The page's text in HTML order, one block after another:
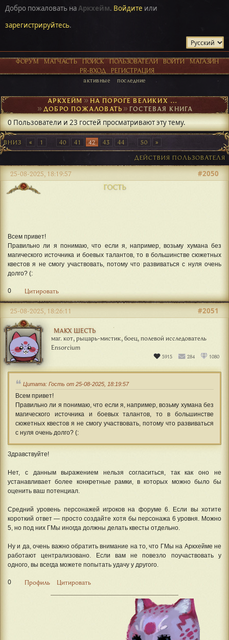
Добро пожаловать наАркхейм. Войдите или
зарегистрируйтесь.
ФОРУМ МАТЧАСТЬ ПОИСК ПОЛЬЗОВАТЕЛИ ВОЙТИ
МАГАЗИН
PR-ВХОД
РЕГИСТРАЦИЯ
активные последние
АРКХЕЙМ► НА ПОРОГЕ ВЕЛИКИХ ОТКРЫТИЙ
►ДОБРО ПОЖАЛОВАТЬ ►ГОСТЕВАЯ КНИГА
0 Пользователи и 23 гостей просматривают эту тему.
ВНИЗ 1 40 41 42 43 44
50
ДЕЙСТВИЯ ПОЛЬЗОВАТЕЛЯ
ГОСТЬ
#2050
25-08-2025, 18:19:57
Всем привет!
Правильно ли я понимаю, что если я, например, возьму хумана без
магического источника и боевых талантов, то в большинстве сюжетных
квестов я не смогу участвовать, потому что развиваться с нуля очень
долго? (:
0 Цитировать
МАКХ ШЕСТЬ
маг. кот, рыцарь-мистик, боец, полевой исследователь
Ensorcium
5915 284 1080
#2051
25-08-2025, 18:26:11
Цитата: Гость от 25-08-2025, 18:19:57
Всем привет!
Правильно ли я понимаю, что если я, например, возьму хумана без
магического источника и боевых талантов, то в большинстве
сюжетных квестов я не смогу участвовать, потому что развиваться
с нуля очень долго? (:
Здравствуйте!
Нет, с данным выражением нельзя согласиться, так как оно не
устанавливает более конкретные рамки, в которых можно было бы
оценить ваш потенциал.
Средний уровень персонажей игроков на форуме 6. Если вы хотите
короткий ответ — просто создайте хотя бы персонажа 6 уровня. Можно
5, но под них ГМы иногда должны делать квесты отдельно.
Ну и да, очень важно обратить внимание на то, что ГМы на Аркхейме не
работают централизовано. Если вам не повезло поучаствовать у
одного, вы всегда можете попытать удачу у другого.
0 Профиль Цитировать